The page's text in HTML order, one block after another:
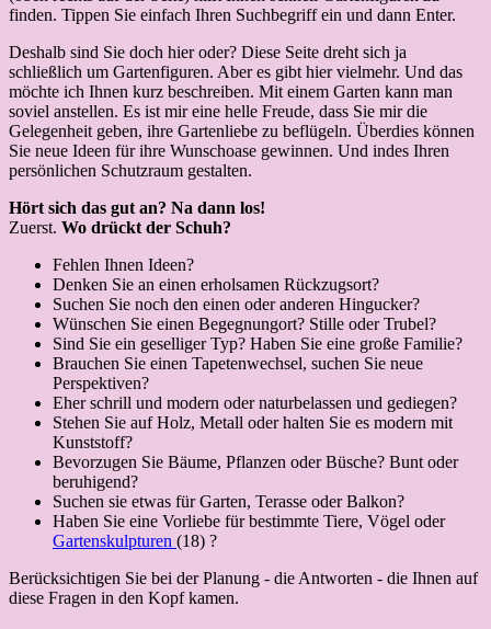
finden. Tippen Sie einfach Ihren Suchbegriff ein und dann Enter.
Deshalb sind Sie doch hier oder? Diese Seite dreht sich ja
schließlich um Gartenfiguren. Aber es gibt hier vielmehr. Und das
möchte ich Ihnen kurz beschreiben. Mit einem Garten kann man
soviel anstellen. Es ist mir eine helle Freude, dass Sie mir die
Gelegenheit geben, ihre Gartenliebe zu beflügeln. Überdies können
Sie neue Ideen für ihre Wunschoase gewinnen. Und indes Ihren
persönlichen Schutzraum gestalten.
Hört sich das gut an? Na dann los!
Zuerst. Wo drückt der Schuh?
Fehlen Ihnen Ideen?
Denken Sie an einen erholsamen Rückzugsort?
Suchen Sie noch den einen oder anderen Hingucker?
Wünschen Sie einen Begegnungort? Stille oder Trubel?
Sind Sie ein geselliger Typ? Haben Sie eine große Familie?
Brauchen Sie einen Tapetenwechsel, suchen Sie neue
Perspektiven?
Eher schrill und modern oder naturbelassen und gediegen?
Stehen Sie auf Holz, Metall oder halten Sie es modern mit
Kunststoff?
Bevorzugen Sie Bäume, Pflanzen oder Büsche? Bunt oder
beruhigend?
Suchen sie etwas für Garten, Terasse oder Balkon?
Haben Sie eine Vorliebe für bestimmte Tiere, Vögel oder
Gartenskulpturen (18) ?
Berücksichtigen Sie bei der Planung - die Antworten - die Ihnen auf
diese Fragen in den Kopf kamen.